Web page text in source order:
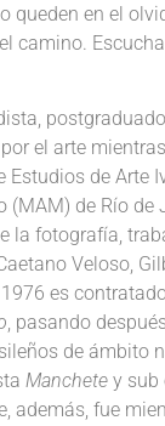
queden en el
camino.
el arte
Estudios de Arte
(MAM) de Río de
la fotografía,
Veloso,
1976 es
, pasando
de ámbito
Manchete y sub
además, fue